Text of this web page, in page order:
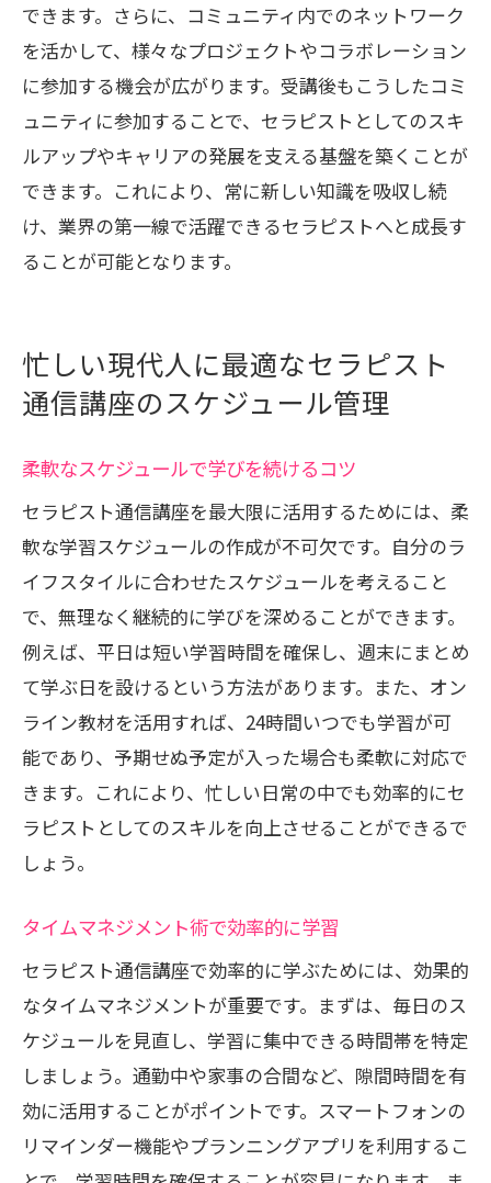
できます。さらに、コミュニティ内でのネットワーク
を活かして、様々なプロジェクトやコラボレーション
に参加する機会が広がります。受講後もこうしたコミ
ュニティに参加することで、セラピストとしてのスキ
ルアップやキャリアの発展を支える基盤を築くことが
できます。これにより、常に新しい知識を吸収し続
け、業界の第一線で活躍できるセラピストへと成長す
ることが可能となります。
忙しい現代人に最適なセラピスト
通信講座のスケジュール管理
柔軟なスケジュールで学びを続けるコツ
セラピスト通信講座を最大限に活用するためには、柔
軟な学習スケジュールの作成が不可欠です。自分のラ
イフスタイルに合わせたスケジュールを考えること
で、無理なく継続的に学びを深めることができます。
例えば、平日は短い学習時間を確保し、週末にまとめ
て学ぶ日を設けるという方法があります。また、オン
ライン教材を活用すれば、24時間いつでも学習が可
能であり、予期せぬ予定が入った場合も柔軟に対応で
きます。これにより、忙しい日常の中でも効率的にセ
ラピストとしてのスキルを向上させることができるで
しょう。
タイムマネジメント術で効率的に学習
セラピスト通信講座で効率的に学ぶためには、効果的
なタイムマネジメントが重要です。まずは、毎日のス
ケジュールを見直し、学習に集中できる時間帯を特定
しましょう。通勤中や家事の合間など、隙間時間を有
効に活用することがポイントです。スマートフォンの
リマインダー機能やプランニングアプリを利用するこ